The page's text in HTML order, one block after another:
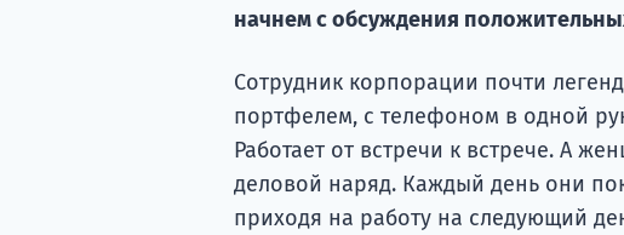
начнем с обсуждения
Сотрудник корпорации почти
портфелем, с телефоном в одной
Работает от встречи к встрече. А
деловой наряд. Каждый день они
приходя на работу на следующий